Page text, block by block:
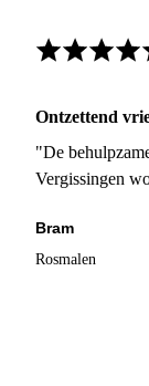
Ontzettend
"De
Vergissingen
Bram
Rosmalen